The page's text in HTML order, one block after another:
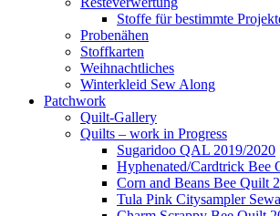
Stoffe für bestimmte
Probenähen
Stoffkarten
Weihnachtliches
Winterkleid Sew Along
Patchwork
Quilt-Gallery
Quilts – work in Progress
Sugaridoo QAL 2019/2020
Hyphenated/Cardtrick Bee
Corn and Beans Bee Quilt
Tula Pink Citysampler